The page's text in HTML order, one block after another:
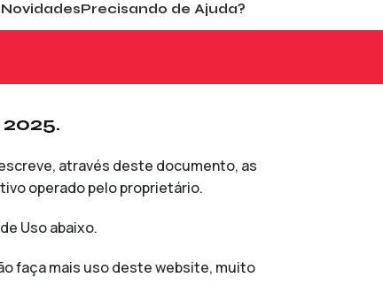
NovidadesPrecisando de Ajuda?
através deste documento, as
operado pelo proprietário.
Uso abaixo.
faça mais uso deste website, muito